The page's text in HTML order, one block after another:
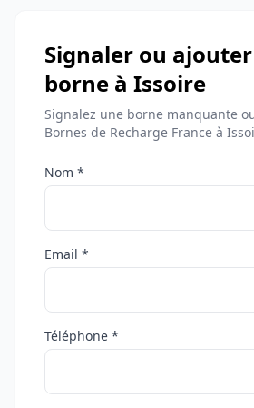
Signaler ou
borne à Issoire
Signalez une borne manquante
Bornes de Recharge France à
Nom *
Email *
Téléphone *